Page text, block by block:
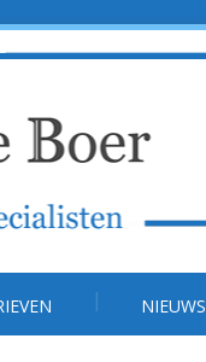
NIEUWS